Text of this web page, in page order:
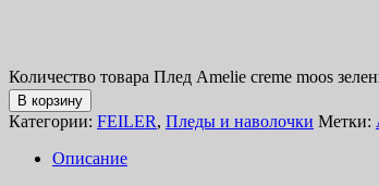
Количество товара Плед Amelie creme moos
В корзину
Категории: FEILER, Пледы и наволочки Метки:
Описание